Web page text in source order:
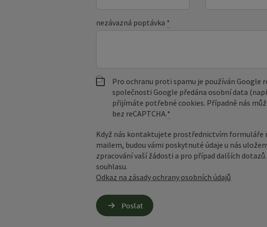
nezávazná poptávka *
Pro ochranu proti spamu je používán Google
společnosti Google předána osobní data
přijímáte potřebné cookies. Případně nás
bez reCAPTCHA.*
Když nás kontaktujete prostřednictvím formuláře
mailem, budou vámi poskytnuté údaje u nás
zpracování vaší žádosti a pro případ dalších
souhlasu.
Odkaz na zásady ochrany osobních údajů
Poslat